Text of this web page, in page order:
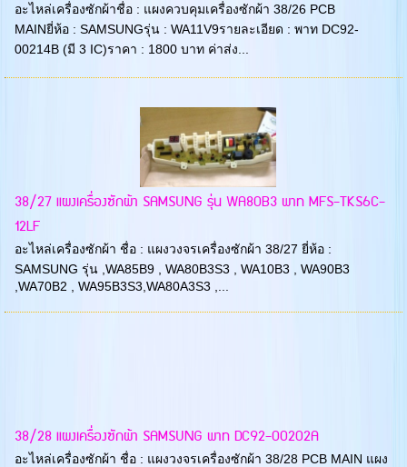
อะไหล่เครื่องซักผ้าชื่อ : แผงควบคุมเครื่องซักผ้า 38/26 PCB
MAINยี่ห้อ : SAMSUNGรุ่น : WA11V9รายละเอียด : พาท DC92-
00214B (มี 3 IC)ราคา : 1800 บาท ค่าส่ง...
38/27 แผงเครื่องซักผ้า SAMSUNG รุ่น WA80B3 พาท MFS-TKS6C-
12LF
อะไหล่เครื่องซักผ้า ชื่อ : แผงวงจรเครื่องซักผ้า 38/27 ยี่ห้อ :
SAMSUNG รุ่น ,WA85B9 , WA80B3S3 , WA10B3 , WA90B3
,WA70B2 , WA95B3S3,WA80A3S3 ,...
38/28 แผงเครื่องซักผ้า SAMSUNG พาท DC92-00202A
อะไหล่เครื่องซักผ้า ชื่อ : แผงวงจรเครื่องซักผ้า 38/28 PCB MAIN แผง